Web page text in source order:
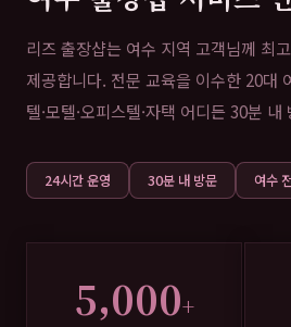
리즈 출장샵는 여수 지역 고객님께 최
제공합니다. 전문 교육을 이수한 20대
텔·모텔·오피스텔·자택 어디든 30분 내
24시간 운영 30분 내 방문 여수
5,000+